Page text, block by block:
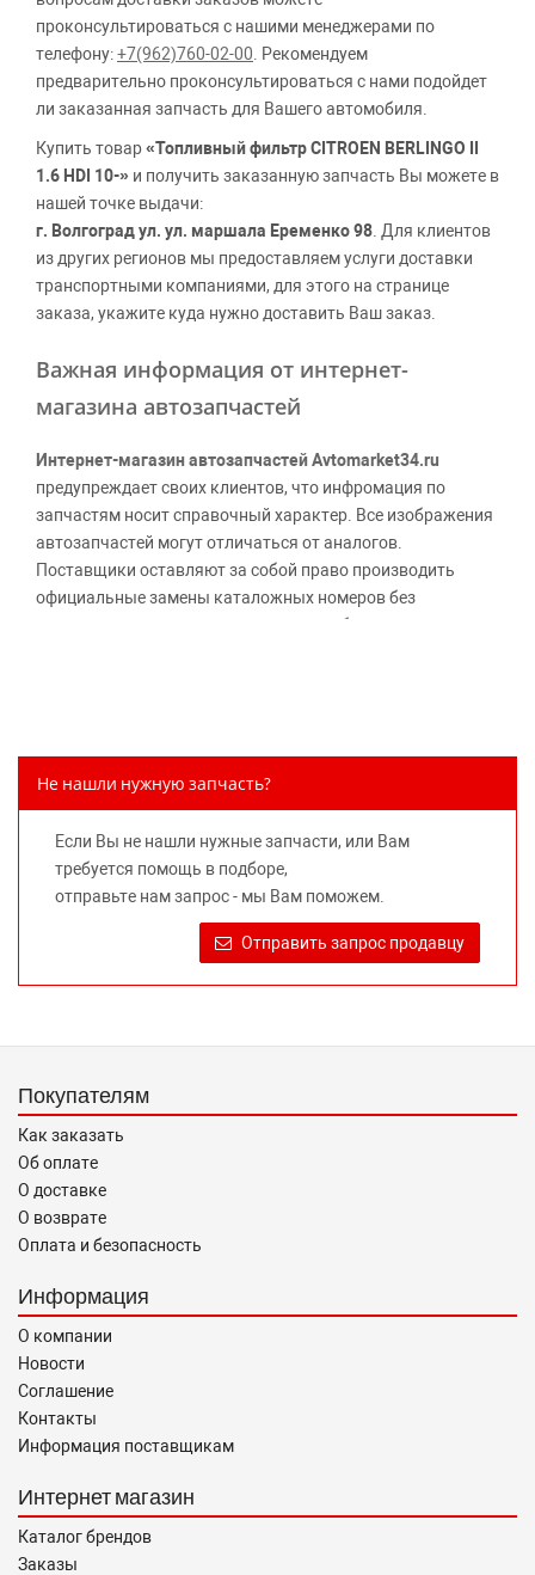
проконсультироваться с нашими менеджерами по
телефону:+7(962)760-02-00 . Рекомендуем
предварительно проконсультироваться с нами подойдет
ли заказанная запчасть для Вашего автомобиля.
Купить товар«Топливный фильтр CITROEN BERLINGO II
1.6 HDI 10-» и получить заказанную запчасть Вы можете в
нашей точке выдачи:
г. Волгоград ул. ул. маршала Еременко 98 . Для клиентов
из других регионов мы предоставляем услуги доставки
транспортными компаниями, для этого на странице
заказа, укажите куда нужно доставить Ваш заказ.
Важная информация от интернет-
магазина автозапчастей
Интернет-магазин автозапчастей Avtomarket34.ru
предупреждает своих клиентов, что инфромация по
запчастям носит справочный характер. Все изображения
автозапчастей могут отличаться от аналогов.
Поставщики оставляют за собой право производить
официальные замены каталожных номеров без
дополнительного уведомления дистрибьюторов, что
части к той или иной марке автомобиля, то есть на
предлагаемых к продаже запасных частей для
автомобилей и их производителей, не нарушает права
правообладателей указанных товарных знаков.
Требование предоставлять покупателю необходимую и
достоверную информацию о товаре, предлагаемом к
«О защите прав потребителей».
Не нашли нужную запчасть?
Если Вы не нашли нужные запчасти, или Вам
требуется помощь в подборе,
отправьте нам запрос - мы Вам поможем.
Отправить запрос продавцу
Покупателям
Как заказать
Об оплате
О доставке
О возврате
Оплата и безопасность
Информация
О компании
Новости
Соглашение
Контакты
Информация поставщикам
Интернет магазин
Каталог брендов
Заказы